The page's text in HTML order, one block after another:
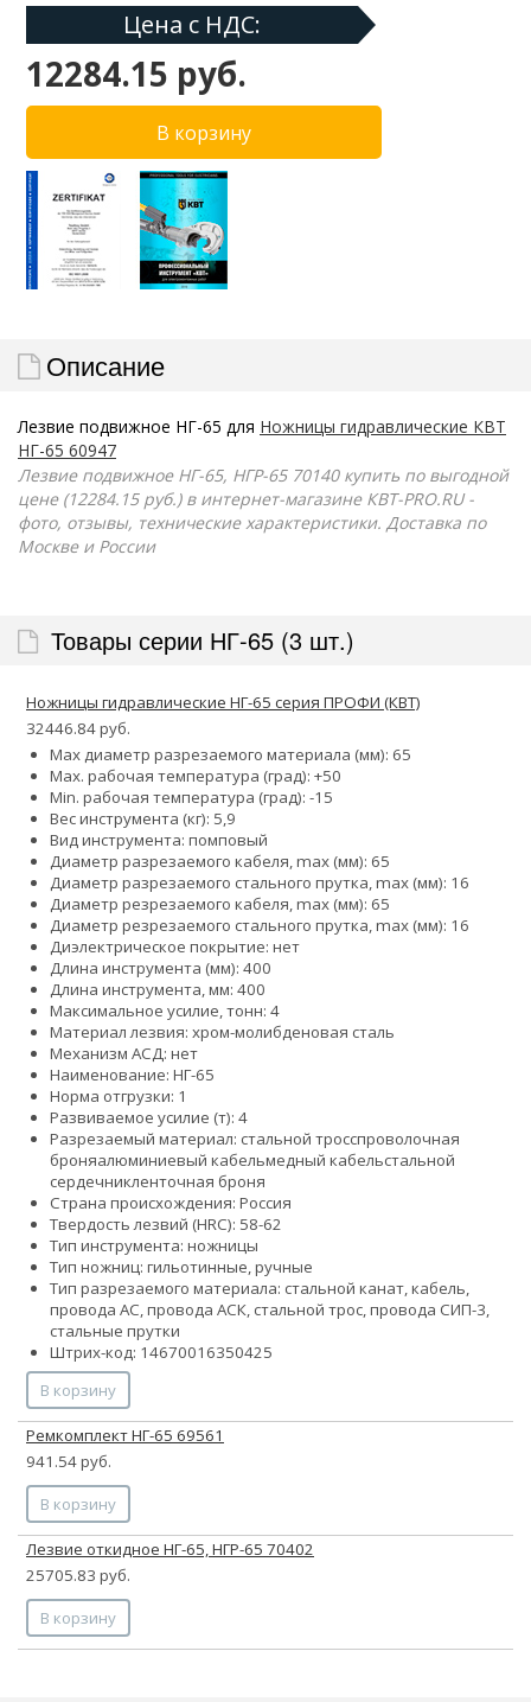
Цена с НДС:
12284.15 руб.
Описание
Лезвие подвижное НГ-65 для Ножницы гидравлические КВТ
НГ-65 60947
Лезвие подвижное НГ-65, НГР-65 70140 купить по выгодной
цене (12284.15 руб.) в интернет-магазине КВТ-PRO.RU -
фото, отзывы, технические характеристики. Доставка по
Москве и России
Товары серии НГ-65 (3 шт.)
Ножницы гидравлические НГ-65 серия ПРОФИ (КВТ)
32446.84 руб.
Max диаметр разрезаемого материала (мм): 65
Max. рабочая температура (град): +50
Min. рабочая температура (град): -15
Вес инструмента (кг): 5,9
Вид инструмента: помповый
Диаметр разрезаемого кабеля, max (мм): 65
Диаметр разрезаемого стального прутка, max (мм): 16
Диаметр резрезаемого кабеля, max (мм): 65
Диаметр резрезаемого стального прутка, max (мм): 16
Диэлектрическое покрытие: нет
Длина инструмента (мм): 400
Длина инструмента, мм: 400
Максимальное усилие, тонн: 4
Материал лезвия: хром-молибденовая сталь
Механизм АСД: нет
Наименование: НГ-65
Норма отгрузки: 1
Развиваемое усилие (т): 4
Разрезаемый материал: стальной тросспроволочная
броняалюминиевый кабельмедный кабельстальной
сердечникленточная броня
Страна происхождения: Россия
Твердость лезвий (HRC): 58-62
Тип инструмента: ножницы
Тип ножниц: гильотинные, ручные
Тип разрезаемого материала: стальной канат, кабель,
провода АС, провода АСК, стальной трос, провода СИП-3,
стальные прутки
Штрих-код: 14670016350425
В корзину
Ремкомплект НГ-65 69561
941.54 руб.
В корзину
Лезвие откидное НГ-65, НГР-65 70402
25705.83 руб.
В корзину